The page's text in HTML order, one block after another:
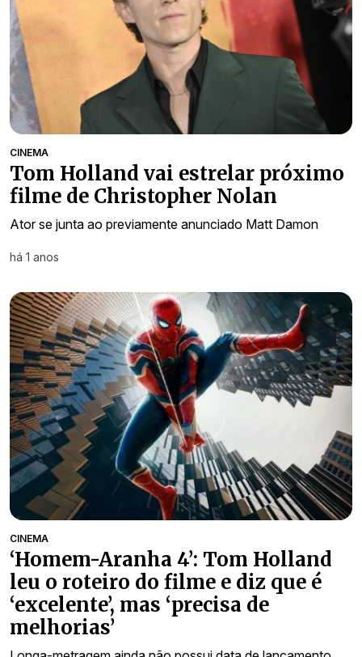
CINEMA
Tom Holland vai estrelar próximo
filme de Christopher Nolan
Ator se junta ao previamente anunciado Matt Damon
há 1 anos
CINEMA
‘Homem-Aranha 4’: Tom Holland
leu o roteiro do filme e diz que é
‘excelente’, mas ‘precisa de
melhorias’